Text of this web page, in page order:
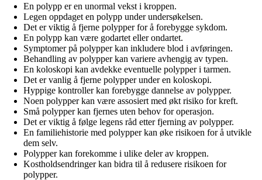
En polypp er en unormal vekst i kroppen.
Legen oppdaget en polypp under undersøkelsen.
Det er viktig å fjerne polypper for å forebygge sykdom.
En polypp kan være godartet eller ondartet.
Symptomer på polypper kan inkludere blod i avføringen.
Behandling av polypper kan variere avhengig av typen.
En koloskopi kan avdekke eventuelle polypper i tarmen.
Det er vanlig å fjerne polypper under en koloskopi.
Hyppige kontroller kan forebygge dannelse av polypper.
Noen polypper kan være assosiert med økt risiko for kreft.
Små polypper kan fjernes uten behov for operasjon.
Det er viktig å følge legens råd etter fjerning av polypper.
En familiehistorie med polypper kan øke risikoen for å utvikle
dem selv.
Polypper kan forekomme i ulike deler av kroppen.
Kostholdsendringer kan bidra til å redusere risikoen for
polypper.